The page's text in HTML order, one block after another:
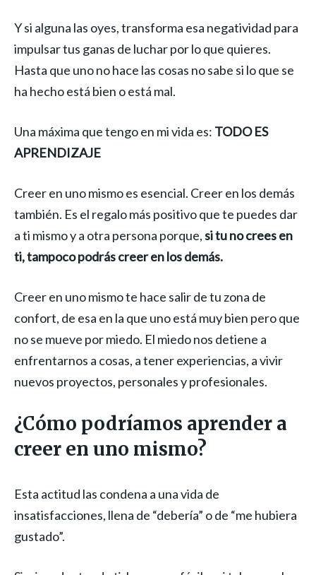
Y si alguna las oyes, transforma esa negatividad para
impulsar tus ganas de luchar por lo que quieres.
Hasta que uno no hace las cosas no sabe si lo que se
ha hecho está bien o está mal.
Una máxima que tengo en mi vida es: TODO ES
APRENDIZAJE
Creer en uno mismo es esencial. Creer en los demás
también. Es el regalo más positivo que te puedes dar
a ti mismo y a otra persona porque,si tu no crees en
ti, tampoco podrás creer en los demás.
Creer en uno mismo te hace salir de tu zona de
confort, de esa en la que uno está muy bien pero que
no se mueve por miedo. El miedo nos detiene a
enfrentarnos a cosas, a tener experiencias, a vivir
nuevos proyectos, personales y profesionales.
¿Cómo podríamos aprender a
creer en uno mismo?
Esta actitud las condena a una vida de
insatisfacciones, llena de “debería” o de “me hubiera
gustado”.